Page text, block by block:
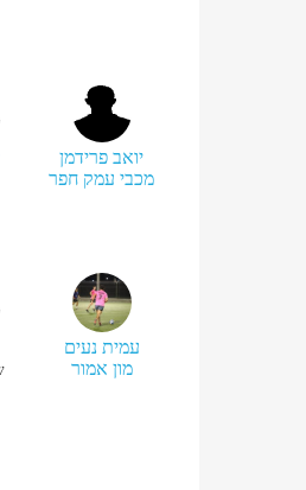
יואב פרידמן
מכבי עמק חפר
עמית נעים
מון אמור